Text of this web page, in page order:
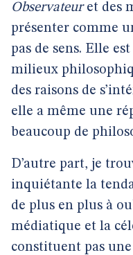
Observateuret des
présenter comme
pas de sens. Elle
milieux
des raisons de
elle a même une
beaucoup de
D’autre part, je
inquiétante la
de plus en plus à
médiatique et la
constituent pas